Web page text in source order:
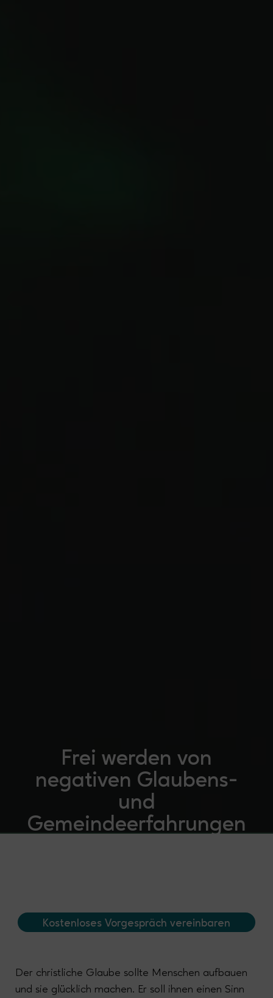
Frei werden von
negativen Glaubens-
und
Gemeindeerfahrungen
Kostenloses Vorgespräch vereinbaren
Der christliche Glaube sollte Menschen aufbauen
und sie glücklich machen. Er soll ihnen einen Sinn